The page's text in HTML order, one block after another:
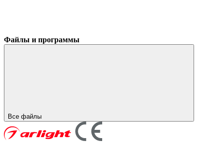
Файлы и программы
Все файлы